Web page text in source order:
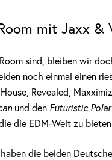
mit Jaxx &
sind, bleiben wir
noch einmal einen
Revealed,
und den Futuristic
die EDM-Welt zu
die beiden